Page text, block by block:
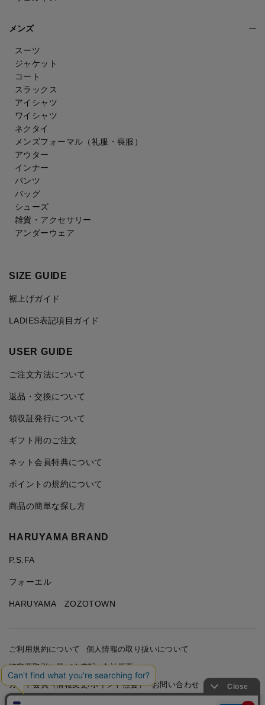
メンズ
スーツ
ジャケット
コート
スラックス
アイシャツ
ワイシャツ
ネクタイ
メンズフォーマル （礼服・喪服）
アウター
インナー
パンツ
バッグ
シューズ
雑貨・アクセサリー
アンダーウェア
SIZE GUIDE
裾上げガイド
LADIES表記項目ガイド
USER GUIDE
ご注文方法について
返品・交換について
領収証発行について
ギフト用のご注文
ネット会員特典について
ポイントの規約について
商品の簡単な探し方
HARUYAMA BRAND
P.S.FA
フォーエル
HARUYAMA ZOZOTOWN
ご利用規約について
個人情報の取り扱いについて
特定商取引に基づく表記
会社概要
カード会員（情報変更/ポイント照会）
お問い合わせ